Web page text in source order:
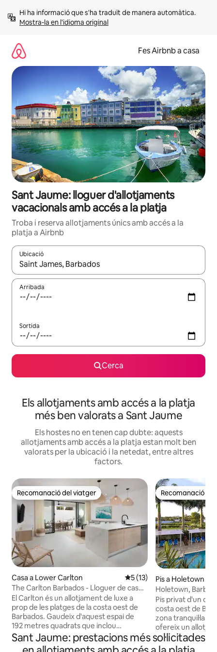
Mostra-la en l'idioma original
Fes Airbnb a casa
Sant Jaume: lloguer d'allotjaments
vacacionals amb accés a la platja
Troba i reserva allotjaments únics amb accés a la
platja a Airbnb
Ubicació
Quan els resultats estiguin disponibles, podràs navegar-hi a
Arribada
Sortida
Cerca
Els allotjaments amb accés a la platja
més ben valorats a Sant Jaume
Els hostes no en tenen cap dubte: aquests
allotjaments amb accés a la platja estan molt ben
valorats per la ubicació i la netedat, entre altres
factors.
Recomanació del viatger
Recomanació del viatger
Casa a Lower Carlton 5 de puntuació mitjana
5 (13)
The Carlton Barbados - Lloguer de cases
unifamiliars de luxe
El Carlton és un allotjament de luxe a
prop de les platges de la costa oest de
Barbados. Gaudeix d'aquest espai de
192 metres quadrats que inclou
3 dormitoris, 3 banys, una piscina
privada, una banyera d'immersió a l'aire
Recomanació
Recomanació
Pis a Holetown
Holetown,
peu de la platja |
Pis privat d'un
costa oest de
zona tranquil·la
ofereix un
independent a
platges,
Sant Jaume: prestacions més sol·licitades